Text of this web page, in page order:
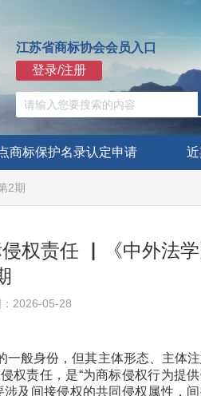
江苏省商标协会会员入口
登录/注册
商标保护名录认定申请
2期
权责任 ▏《中外法学
2026-05-28
一般身份，但其主体形态、主体注
权责任，是“为商标侵权行为提供
及间接侵权的共同侵权属性，